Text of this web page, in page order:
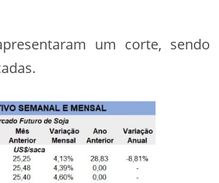
um corte, sendo